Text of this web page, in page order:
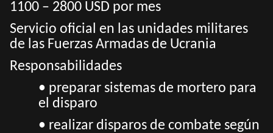
1100 – 2800 USD por mes
Servicio oficial en las unidades militares
de las Fuerzas Armadas de Ucrania
Responsabilidades
• preparar sistemas de mortero para
el disparo
• realizar disparos de combate según